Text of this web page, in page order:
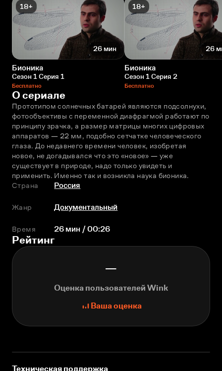
18+
26 мин
Бионика
Сезон 1 Серия 1
Бесплатно
18+
26
Бионика
Сезон 1 Серия 2
Бесплатно
О сериале
Прототипом солнечных батарей являются подсолнухи,
фотообъективы с переменной диафрагмой работают по
принципу зрачка, а размер матрицы многих цифровых
аппаратов — 22 мм, подобно сетчатке человеческого
глаза. До недавнего времени человек, изобретая
новое, не догадывался что это «новое» — уже
существует в природе, надо только увидеть и
применить. Именно так и возникла наука бионика.
Страна
Россия
Жанр Документальный
Время 26 мин / 00:26
Рейтинг
—
Оценка пользователей Wink
Ваша оценка
Техническая поддержка